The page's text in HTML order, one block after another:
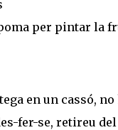
per pintar la
en un cassó,
fer-se, retireu